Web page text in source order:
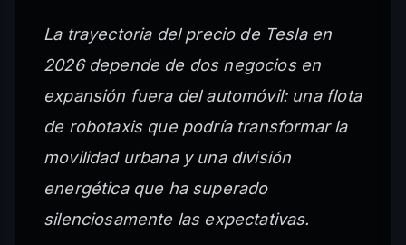
La trayectoria del precio de Tesla en
2026 depende de dos negocios en
expansión fuera del automóvil: una flota
de robotaxis que podría transformar la
movilidad urbana y una división
energética que ha superado
silenciosamente las expectativas.